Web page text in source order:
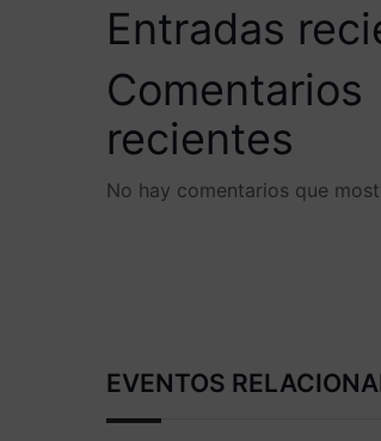
Entradas
Comentarios
recientes
No hay comentarios que
EVENTOS